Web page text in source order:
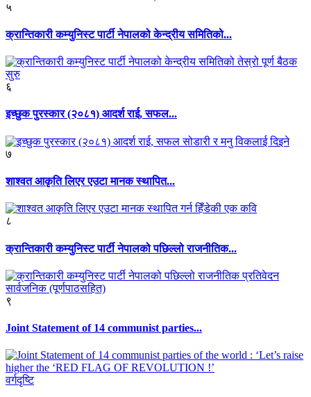
५
क्रान्तिकारी कम्युनिस्ट पार्टी नेपालको केन्द्रीय समितिको...
६
इच्छुक पुरस्कार (२०८१) आदर्श राई, सफल...
७
शाश्वत आकृति लिएर एउटा मानक स्थापित...
८
क्रान्तिकारी कम्युनिस्ट पार्टी नेपालको पछिल्लो राजनीतिक...
९
Joint Statement of 14 communist parties...
वर्गदृष्टि